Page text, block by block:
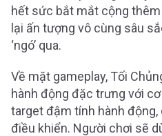
hết sức bắt mắt cộng
lại ấn tượng vô cùng sâu
‘ngó’ qua.
Về mặt gameplay, Tối
hành động đặc trưng với
target đậm tính hành
điều khiển. Người chơi sẽ